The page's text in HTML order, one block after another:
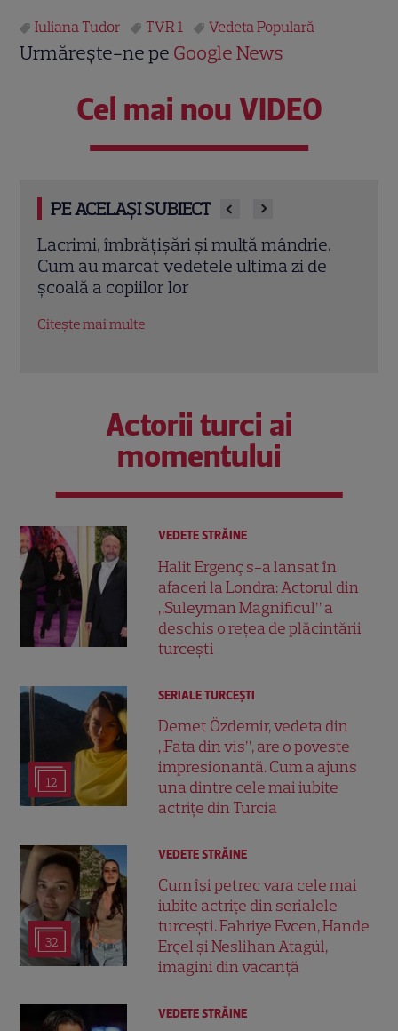
Iuliana Tudor TVR 1 Vedeta Populară
Urmărește-ne pe Google News
Cel mai nou VIDEO
PE ACELAȘI SUBIECT
Iuliana Tudor a împlinit 49 de ani:
„Gândurile mele cele mai intense nu
sunt despre mine”. Ce emoții uriașe
Actorii turci ai
momentului
VEDETE STRĂINE
Halit Ergenç s-a lansat în
afaceri la Londra: Actorul din
„Suleyman Magnificul” a
deschis o rețea de plăcintării
turcești
12
SERIALE TURCEŞTI
Demet Özdemir, vedeta din
„Fata din vis”, are o poveste
impresionantă. Cum a ajuns
una dintre cele mai iubite
actrițe din Turcia
32
VEDETE STRĂINE
Cum își petrec vara cele mai
iubite actrițe din serialele
turcești. Fahriye Evcen, Hande
Erçel și Neslihan Atagül,
imagini din vacanță
VEDETE STRĂINE